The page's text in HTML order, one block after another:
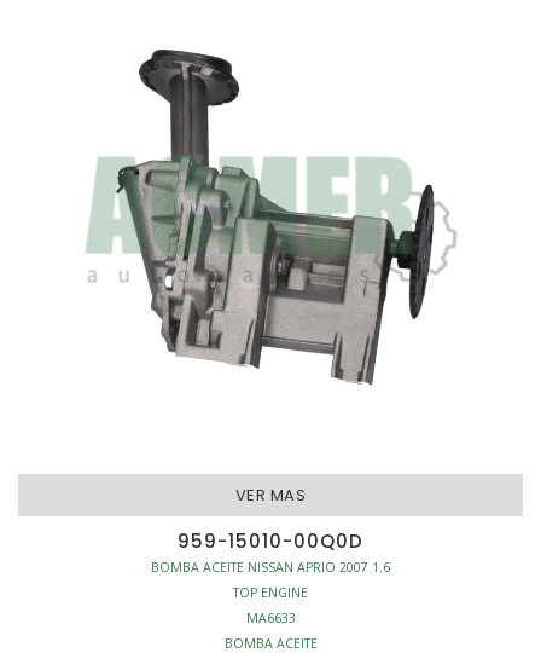
VER MAS
959-15010-00Q0D
BOMBA ACEITE NISSAN APRIO 2007 1.6
TOP ENGINE
MA6633
BOMBA ACEITE